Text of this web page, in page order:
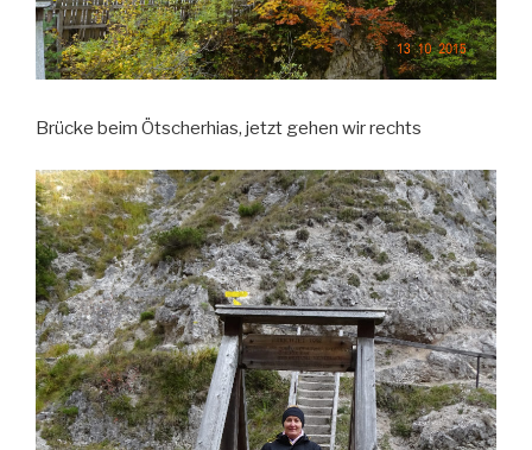
Brücke beim Ötscherhias, jetzt gehen wir rechts